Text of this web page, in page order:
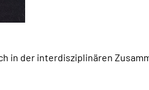
in der interdisziplinären